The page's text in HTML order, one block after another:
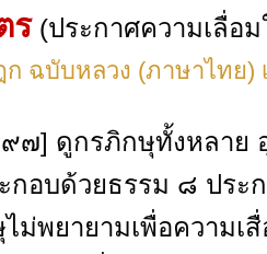
ร(ประกาศความเลื่อ
ก ฉบับหลวง (ภาษาไทย)
กรภิกษุทั้งหลาย อุ
กอบด้วยธรรม ๘ ประ
พยายามเพื่อความเ